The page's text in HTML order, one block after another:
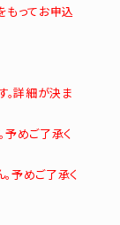
もってお申込
。詳細が決ま
予めご了承く
予めご了承く